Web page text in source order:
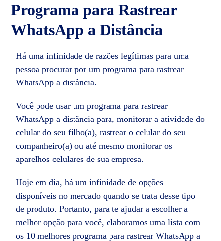
Programa para Rastrear
WhatsApp a Distância
Há uma infinidade de razões legítimas para uma
pessoa procurar por um programa para rastrear
WhatsApp a distância.
Você pode usar um programa para rastrear
WhatsApp a distância para, monitorar a atividade do
celular do seu filho(a), rastrear o celular do seu
companheiro(a) ou até mesmo monitorar os
aparelhos celulares de sua empresa.
Hoje em dia, há um infinidade de opções
disponíveis no mercado quando se trata desse tipo
de produto. Portanto, para te ajudar a escolher a
melhor opção para você, elaboramos uma lista com
os 10 melhores programa para rastrear WhatsApp a